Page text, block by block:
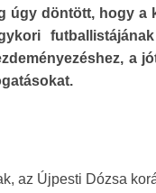
úgy döntött, hogy a
a
az Újpesti Dózsa